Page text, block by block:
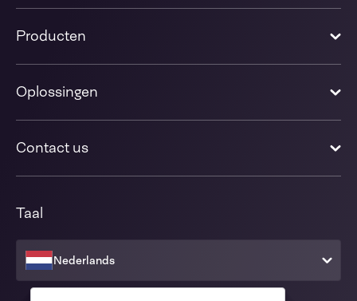
Producten
Oplossingen
Contact us
Taal
Nederlands